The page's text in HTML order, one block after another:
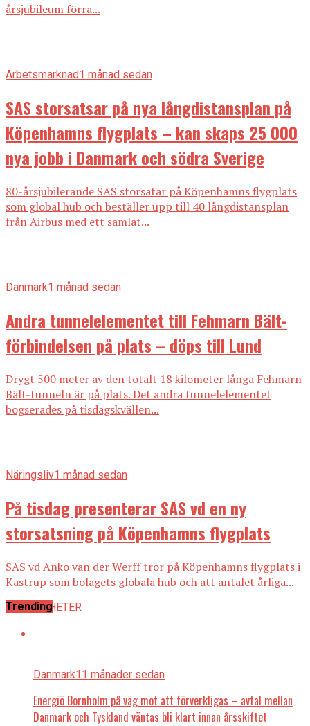
årsjubileum förra...
Arbetsmarknad1 månad sedan
SAS storsatsar på nya långdistansplan på
Köpenhamns flygplats – kan skaps 25 000
nya jobb i Danmark och södra Sverige
80-årsjubilerande SAS storsatar på Köpenhamns flygplats
som global hub och beställer upp till 40 långdistansplan
från Airbus med ett samlat...
Danmark1 månad sedan
Andra tunnelelementet till Fehmarn Bält-
förbindelsen på plats – döps till Lund
Drygt 500 meter av den totalt 18 kilometer långa Fehmarn
Bält-tunneln är på plats. Det andra tunnelelementet
bogserades på tisdagskvällen...
Näringsliv1 månad sedan
På tisdag presenterar SAS vd en ny
storsatsning på Köpenhamns flygplats
SAS vd Anko van der Werff tror på Köpenhamns flygplats i
Kastrup som bolagets globala hub och att antalet årliga...
ALLA NYHETER
Trending
Danmark11 månader sedan
Energiö Bornholm på väg mot att förverkligas – avtal mellan
Danmark och Tyskland väntas bli klart innan årsskiftet